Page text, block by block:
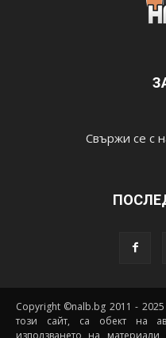
Свържи се с
Copyright ©nalb.bg 2011 -
този сайт, са обект на
използването на